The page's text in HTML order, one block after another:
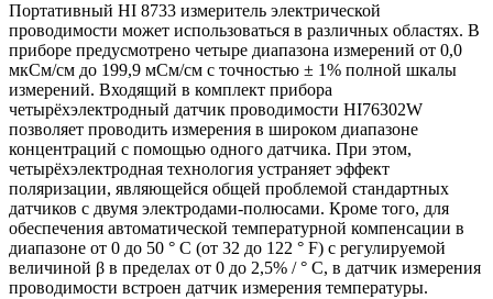
Портативный HI 8733 измеритель электрической
проводимости может использоваться в различных областях. В
приборе предусмотрено четыре диапазона измерений от 0,0
мкСм/см до 199,9 мСм/см с точностью ± 1% полной шкалы
измерений. Входящий в комплект прибора
четырёхэлектродный датчик проводимости HI76302W
позволяет проводить измерения в широком диапазоне
концентраций с помощью одного датчика. При этом,
четырёхэлектродная технология устраняет эффект
поляризации, являющейся общей проблемой стандартных
датчиков с двумя электродами-полюсами. Кроме того, для
обеспечения автоматической температурной компенсации в
диапазоне от 0 до 50 ° C (от 32 до 122 ° F) с регулируемой
величиной β в пределах от 0 до 2,5% / ° C, в датчик измерения
проводимости встроен датчик измерения температуры.